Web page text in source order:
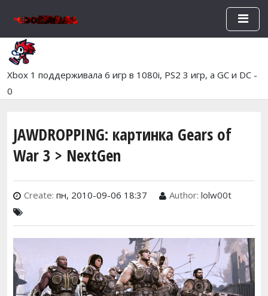
Перейти к основному
Xbox 1 поддерживала 6 игр в 1080i, PS2 3 игр, а GC и DC -
0
JAWDROPPING: картинка Gears of
War 3 > NextGen
Create: пн, 2010-09-06 18:37 Author: lolw00t